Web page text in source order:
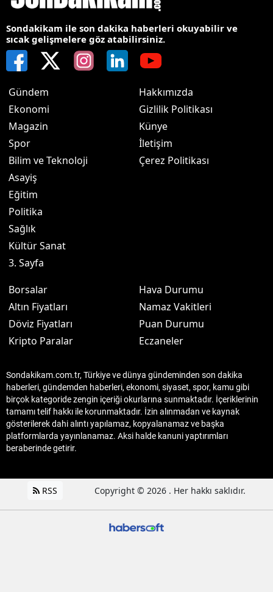
Sondakikam ile son dakika haberleri okuyabilir ve
sıcak gelişmelere göz atabilirsiniz.
Gündem
Ekonomi
Magazin
Spor
Bilim ve Teknoloji
Asayiş
Eğitim
Politika
Sağlık
Kültür Sanat
3. Sayfa
Hakkımızda
Gizlilik Politikası
Künye
İletişim
Çerez Politikası
Borsalar
Altın Fiyatları
Döviz Fiyatları
Kripto Paralar
Hava Durumu
Namaz Vakitleri
Puan Durumu
Eczaneler
Sondakikam.com.tr, Türkiye ve dünya gündeminden son dakika
haberleri, gündemden haberleri, ekonomi, siyaset, spor, kamu gibi
birçok kategoride zengin içeriği okurlarına sunmaktadır. İçeriklerinin
tamamı telif hakkı ile korunmaktadır. İzin alınmadan ve kaynak
gösterilerek dahi alıntı yapılamaz, kopyalanamaz ve başka
platformlarda yayınlanamaz. Aksi halde kanuni yaptırımları
beraberinde getirir.
RSS Copyright © 2026 . Her hakkı saklıdır.